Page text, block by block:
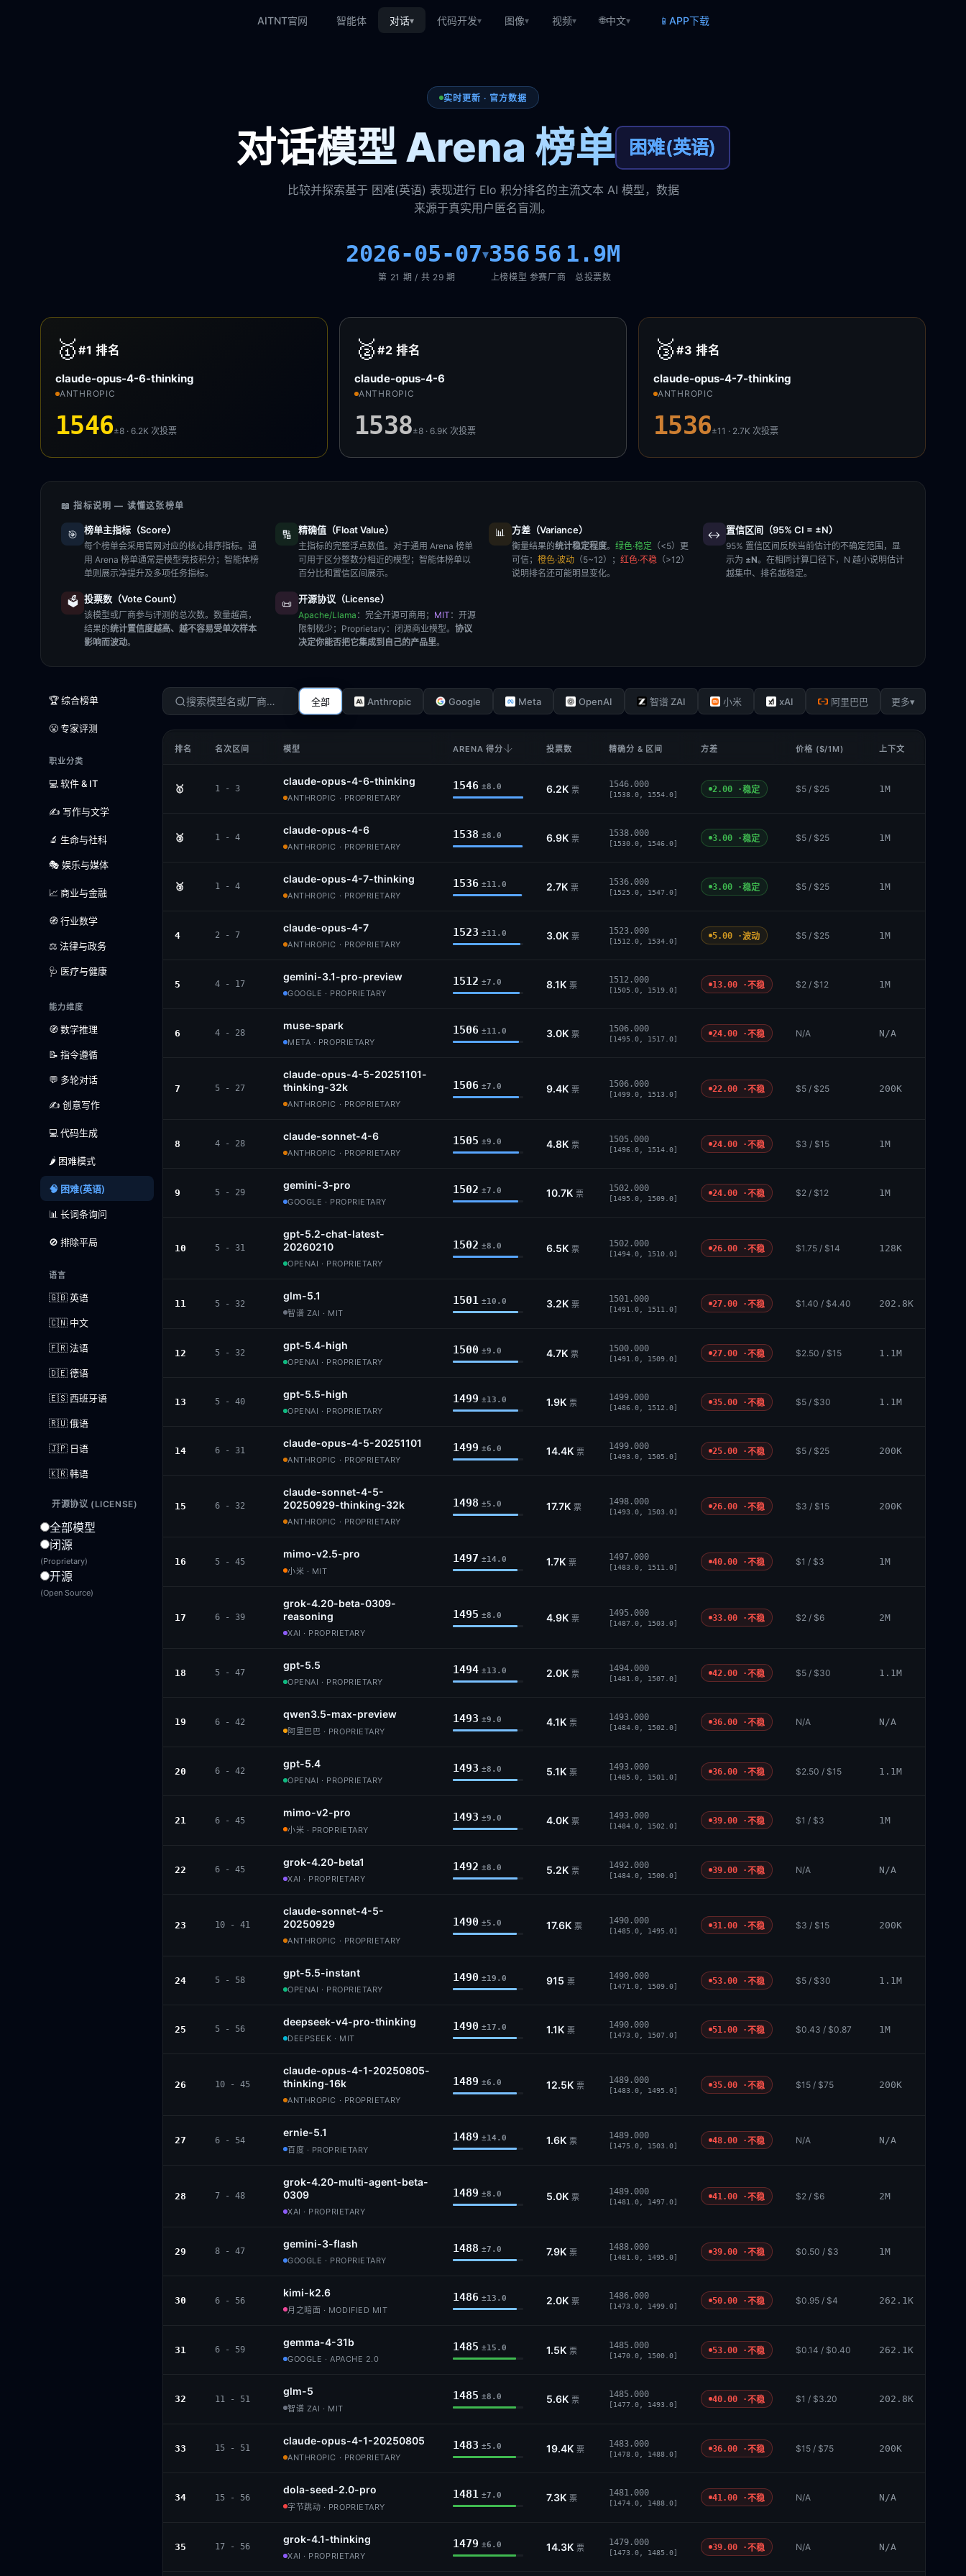
AITNT官网 智能体 对话▾ 代码开发▾ 图像▾ 视频▾ 🌐中文▾ 📱 APP下载
实时更新 · 官方数据
对话模型 Arena 榜单 困难(英语)
比较并探索基于 困难(英语) 表现进行 Elo 积分排名的主流文本 AI 模型，数据
来源于真实用户匿名盲测。
2026-05-07▾
第 21 期 / 共 29 期
356
上榜模型
56
参赛厂商
1.9M
总投票数
🥇 #1排名
claude-opus-4-6-thinking
ANTHROPIC
1546±8 · 6.2K次投票
🥈 #2排名
claude-opus-4-6
ANTHROPIC
1538±8 · 6.9K次投票
🥉 #3排名
claude-opus-4-7-thinking
ANTHROPIC
1536±11 · 2.7K次投票
📖 指标说明 — 读懂这张榜单
🎯 榜单主指标（Score）
每个榜单会采用官网对应的核心排序指标。通
用 Arena 榜单通常是模型竞技积分；智能体榜
单则展示净提升及多项任务指标。
🔢 精确值（Float Value）
主指标的完整浮点数值。对于通用 Arena 榜单
可用于区分整数分相近的模型；智能体榜单以
百分比和置信区间展示。
📊 方差（Variance）
衡量结果的统计稳定程度。 绿色·稳定 （<5）更
可信； 橙色·波动 （5~12）； 红色·不稳 （>12）
说明排名还可能明显变化。
↔️ 置信区间（95% CI = ±N）
95% 置信区间反映当前估计的不确定范围，显
示为 ±N。在相同计算口径下，N 越小说明估计
越集中、排名越稳定。
🗳️ 投票数（Vote Count）
该模型或厂商参与评测的总次数。数量越高，
结果的统计置信度越高、越不容易受单次样本
影响而波动。
📜 开源协议（License）
Apache/Llama ：完全开源可商用； MIT ：开源
限制极少； Proprietary ：闭源商业模型。 协议
决定你能否把它集成到自己的产品里。
🏆 综合榜单
😤 专家评测
职业分类
💻 软件 & IT
✍️ 写作与文学
🔬 生命与社科
🎭 娱乐与媒体
📈 商业与金融
🧭 行业数学
⚖️ 法律与政务
🩺 医疗与健康
能力维度
🧭 数学推理
📝 指令遵循
💬 多轮对话
✍️ 创意写作
💻 代码生成
🌶️ 困难模式
🧠 困难(英语)
📊 长词条询问
🚫 排除平局
语言
🇬🇧 英语
🇨🇳 中文
🇫🇷 法语
🇩🇪 德语
🇪🇸 西班牙语
🇷🇺 俄语
🇯🇵 日语
🇰🇷 韩语
开源协议 (LICENSE)
全部模型
闭源
(Proprietary)
开源
(Open Source)
全部 Anthropic Google Meta OpenAI 智谱 ZAI 小米 xAI 阿里巴巴 更多▾
排名 名次区间 模型 ARENA 得分 投票数 精确分 & 区间 方差 价格 ($/1M) 上下文
🥇 1 - 3
claude-opus-4-6-thinking
ANTHROPIC · PROPRIETARY
1546 ±8.0 6.2K 票
1546.000
[1538.0, 1554.0]
2.00 ·稳定 $5 / $25 1M
🥈 1 - 4
claude-opus-4-6
ANTHROPIC · PROPRIETARY
1538 ±8.0 6.9K 票
1538.000
[1530.0, 1546.0]
3.00 ·稳定 $5 / $25 1M
🥉 1 - 4
claude-opus-4-7-thinking
ANTHROPIC · PROPRIETARY
1536 ±11.0 2.7K 票
1536.000
[1525.0, 1547.0]
3.00 ·稳定 $5 / $25 1M
4 2 - 7
claude-opus-4-7
ANTHROPIC · PROPRIETARY
1523 ±11.0 3.0K 票
1523.000
[1512.0, 1534.0]
5.00 ·波动 $5 / $25 1M
5 4 - 17
gemini-3.1-pro-preview
GOOGLE · PROPRIETARY
1512 ±7.0 8.1K 票
1512.000
[1505.0, 1519.0]
13.00 ·不稳 $2 / $12 1M
6 4 - 28
muse-spark
META · PROPRIETARY
1506 ±11.0 3.0K 票
1506.000
[1495.0, 1517.0]
24.00 ·不稳 N/A N/A
7 5 - 27
claude-opus-4-5-20251101-
thinking-32k
ANTHROPIC · PROPRIETARY
1506 ±7.0 9.4K 票
1506.000
[1499.0, 1513.0]
22.00 ·不稳 $5 / $25 200K
8 4 - 28
claude-sonnet-4-6
ANTHROPIC · PROPRIETARY
1505 ±9.0 4.8K 票
1505.000
[1496.0, 1514.0]
24.00 ·不稳 $3 / $15 1M
9 5 - 29
gemini-3-pro
GOOGLE · PROPRIETARY
1502 ±7.0 10.7K 票
1502.000
[1495.0, 1509.0]
24.00 ·不稳 $2 / $12 1M
10 5 - 31
gpt-5.2-chat-latest-
20260210
OPENAI · PROPRIETARY
1502 ±8.0 6.5K 票
1502.000
[1494.0, 1510.0]
26.00 ·不稳 $1.75 / $14 128K
11 5 - 32
glm-5.1
智谱 ZAI · MIT
1501 ±10.0 3.2K 票
1501.000
[1491.0, 1511.0]
27.00 ·不稳 $1.40 / $4.40 202.8K
12 5 - 32
gpt-5.4-high
OPENAI · PROPRIETARY
1500 ±9.0 4.7K 票
1500.000
[1491.0, 1509.0]
27.00 ·不稳 $2.50 / $15 1.1M
13 5 - 40
gpt-5.5-high
OPENAI · PROPRIETARY
1499 ±13.0 1.9K 票
1499.000
[1486.0, 1512.0]
35.00 ·不稳 $5 / $30 1.1M
14 6 - 31
claude-opus-4-5-20251101
ANTHROPIC · PROPRIETARY
1499 ±6.0 14.4K 票
1499.000
[1493.0, 1505.0]
25.00 ·不稳 $5 / $25 200K
15 6 - 32
claude-sonnet-4-5-
20250929-thinking-32k
ANTHROPIC · PROPRIETARY
1498 ±5.0 17.7K 票
1498.000
[1493.0, 1503.0]
26.00 ·不稳 $3 / $15 200K
16 5 - 45
mimo-v2.5-pro
小米 · MIT
1497 ±14.0 1.7K 票
1497.000
[1483.0, 1511.0]
40.00 ·不稳 $1 / $3 1M
17 6 - 39
grok-4.20-beta-0309-
reasoning
XAI · PROPRIETARY
1495 ±8.0 4.9K 票
1495.000
[1487.0, 1503.0]
33.00 ·不稳 $2 / $6 2M
18 5 - 47
gpt-5.5
OPENAI · PROPRIETARY
1494 ±13.0 2.0K 票
1494.000
[1481.0, 1507.0]
42.00 ·不稳 $5 / $30 1.1M
19 6 - 42
qwen3.5-max-preview
阿里巴巴 · PROPRIETARY
1493 ±9.0 4.1K 票
1493.000
[1484.0, 1502.0]
36.00 ·不稳 N/A N/A
20 6 - 42
gpt-5.4
OPENAI · PROPRIETARY
1493 ±8.0 5.1K 票
1493.000
[1485.0, 1501.0]
36.00 ·不稳 $2.50 / $15 1.1M
21 6 - 45
mimo-v2-pro
小米 · PROPRIETARY
1493 ±9.0 4.0K 票
1493.000
[1484.0, 1502.0]
39.00 ·不稳 $1 / $3 1M
22 6 - 45
grok-4.20-beta1
XAI · PROPRIETARY
1492 ±8.0 5.2K 票
1492.000
[1484.0, 1500.0]
39.00 ·不稳 N/A N/A
23 10 - 41
claude-sonnet-4-5-
20250929
ANTHROPIC · PROPRIETARY
1490 ±5.0 17.6K 票
1490.000
[1485.0, 1495.0]
31.00 ·不稳 $3 / $15 200K
24 5 - 58
gpt-5.5-instant
OPENAI · PROPRIETARY
1490 ±19.0 915 票
1490.000
[1471.0, 1509.0]
53.00 ·不稳 $5 / $30 1.1M
25 5 - 56
deepseek-v4-pro-thinking
DEEPSEEK · MIT
1490 ±17.0 1.1K 票
1490.000
[1473.0, 1507.0]
51.00 ·不稳 $0.43 / $0.87 1M
26 10 - 45
claude-opus-4-1-20250805-
thinking-16k
ANTHROPIC · PROPRIETARY
1489 ±6.0 12.5K 票
1489.000
[1483.0, 1495.0]
35.00 ·不稳 $15 / $75 200K
27 6 - 54
ernie-5.1
百度 · PROPRIETARY
1489 ±14.0 1.6K 票
1489.000
[1475.0, 1503.0]
48.00 ·不稳 N/A N/A
28 7 - 48
grok-4.20-multi-agent-beta-
0309
XAI · PROPRIETARY
1489 ±8.0 5.0K 票
1489.000
[1481.0, 1497.0]
41.00 ·不稳 $2 / $6 2M
29 8 - 47
gemini-3-flash
GOOGLE · PROPRIETARY
1488 ±7.0 7.9K 票
1488.000
[1481.0, 1495.0]
39.00 ·不稳 $0.50 / $3 1M
30 6 - 56
kimi-k2.6
月之暗面 · MODIFIED MIT
1486 ±13.0 2.0K 票
1486.000
[1473.0, 1499.0]
50.00 ·不稳 $0.95 / $4 262.1K
31 6 - 59
gemma-4-31b
GOOGLE · APACHE 2.0
1485 ±15.0 1.5K 票
1485.000
[1470.0, 1500.0]
53.00 ·不稳 $0.14 / $0.40 262.1K
32 11 - 51
glm-5
智谱 ZAI · MIT
1485 ±8.0 5.6K 票
1485.000
[1477.0, 1493.0]
40.00 ·不稳 $1 / $3.20 202.8K
33 15 - 51
claude-opus-4-1-20250805
ANTHROPIC · PROPRIETARY
1483 ±5.0 19.4K 票
1483.000
[1478.0, 1488.0]
36.00 ·不稳 $15 / $75 200K
34 15 - 56
dola-seed-2.0-pro
字节跳动 · PROPRIETARY
1481 ±7.0 7.3K 票
1481.000
[1474.0, 1488.0]
41.00 ·不稳 N/A N/A
35 17 - 56
grok-4.1-thinking
XAI · PROPRIETARY
1479 ±6.0 14.3K 票
1479.000
[1473.0, 1485.0]
39.00 ·不稳 N/A N/A